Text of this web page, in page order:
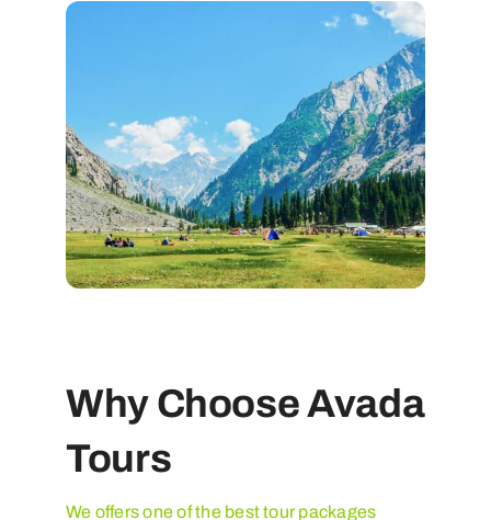
Why Choose Avada
Tours
We offers one of the best tour packages